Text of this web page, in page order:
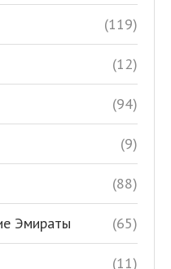
(119)
(12)
(94)
(9)
(88)
Эмираты (65)
(11)